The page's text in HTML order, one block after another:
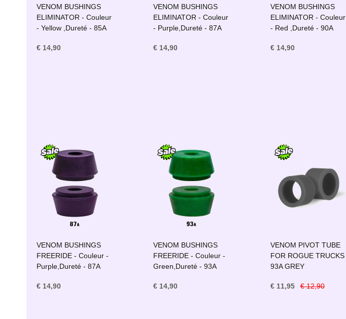
VENOM BUSHINGS
ELIMINATOR - Couleur
- Yellow ,Dureté - 85A
€ 14,90
VENOM BUSHINGS
ELIMINATOR - Couleur
- Purple,Dureté - 87A
€ 14,90
VENOM BUSHINGS
ELIMINATOR - Couleur
- Red ,Dureté - 90A
€ 14,90
VENOM BUSHINGS
FREERIDE - Couleur -
Purple,Dureté - 87A
€ 14,90
VENOM BUSHINGS
FREERIDE - Couleur -
Green,Dureté - 93A
€ 14,90
VENOM PIVOT TUBE
FOR ROGUE TRUCKS
93A GREY
€ 11,95 € 12,90